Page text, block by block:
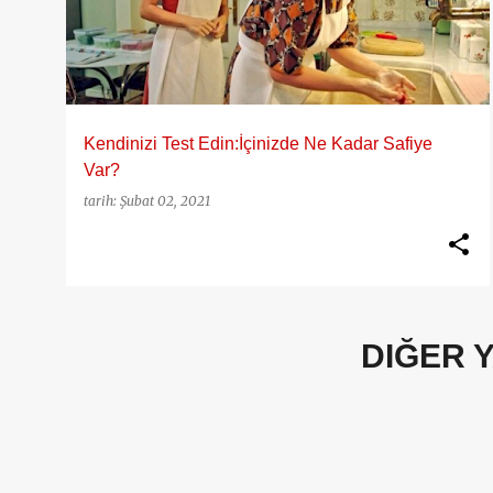
ı
t
l
Kendinizi Test Edin:İçinizde Ne Kadar Safiye
Var?
tarih: Şubat 02, 2021
DIĞER